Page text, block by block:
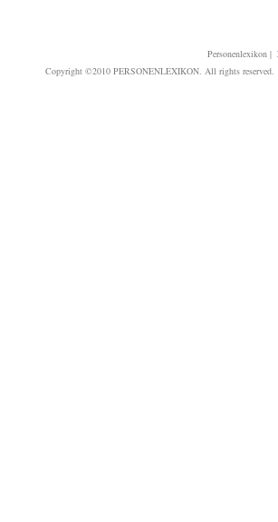
Personenlexikon|
Copyright ©2010 PERSONENLEXIKON. All rights